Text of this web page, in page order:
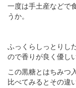
一度は手土産などで
うか。
ふっくらしっとりし
ので香りが良く優し
この黒糖とはちみつ
比べてみるとその違